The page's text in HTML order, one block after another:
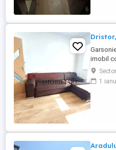
imobil
utilata,
pana la
1